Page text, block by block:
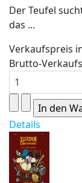
Der Teufel
das ...
Verkaufspreis
Brutto-
Details